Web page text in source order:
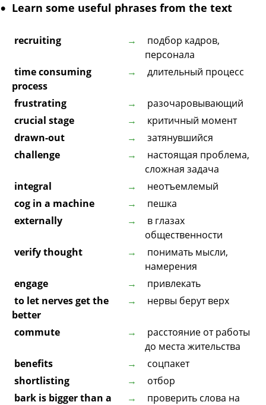
Learn some useful phrases from the text
recruiting
подбор кадров,
персонала
time consuming
process
длительный процесс
frustrating
разочаровывающий
crucial stage
критичный момент
drawn-out
затянувшийся
challenge
настоящая проблема,
сложная задача
integral
неотъемлемый
cog in a machine
пешка
externally
в глазах
общественности
verify thought
понимать мысли,
намерения
engage
привлекать
to let nerves get the
better
нервы берут верх
commute
расстояние от работы
до места жительства
benefits
соцпакет
shortlisting
отбор
bark is bigger than a
проверить слова на